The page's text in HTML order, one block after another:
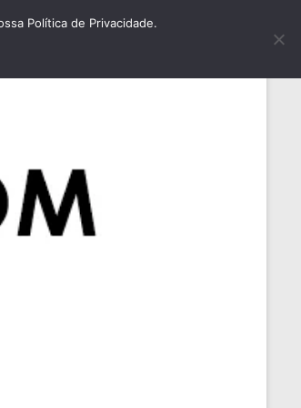
Política de Privacidade.